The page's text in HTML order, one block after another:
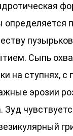
определяется
Сыпь
на ступнях, с
эрозии
Зуд